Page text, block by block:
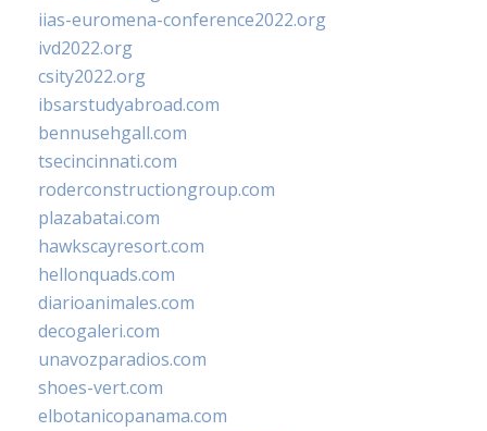
iias-euromena-conference2022.org
ivd2022.org
csity2022.org
ibsarstudyabroad.com
bennusehgall.com
tsecincinnati.com
roderconstructiongroup.com
plazabatai.com
hawkscayresort.com
hellonquads.com
diarioanimales.com
decogaleri.com
unavozparadios.com
shoes-vert.com
elbotanicopanama.com